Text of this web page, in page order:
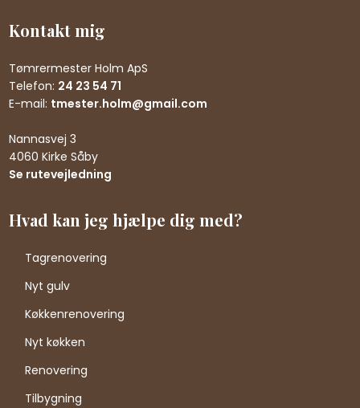
Kontakt mig
Tømrermester Holm ApS
Telefon: 24 23 54 71
E-mail: tmester.holm@gmail.com
Nannasvej 3
4060 Kirke Såby
Se rutevejledning
Hvad kan jeg hjælpe dig med?
Tagrenovering
Nyt gulv
Køkkenrenovering
Nyt køkken
Renovering
Tilbygning